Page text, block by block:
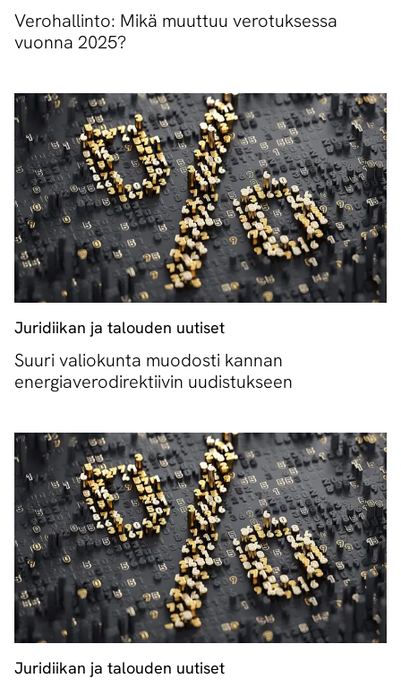
Verohallinto: Mikä muuttuu verotuksessa
vuonna 2025?
Juridiikan ja talouden uutiset
Suuri valiokunta muodosti kannan
energiaverodirektiivin uudistukseen
Juridiikan ja talouden uutiset